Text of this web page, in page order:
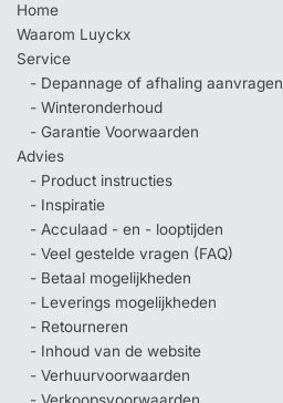
Home
Waarom Luyckx
Service
- Depannage of afhaling aanvragen
- Winteronderhoud
- Garantie Voorwaarden
Advies
- Product instructies
- Inspiratie
- Acculaad - en - looptijden
- Veel gestelde vragen (FAQ)
- Betaal mogelijkheden
- Leverings mogelijkheden
- Retourneren
- Inhoud van de website
- Verhuurvoorwaarden